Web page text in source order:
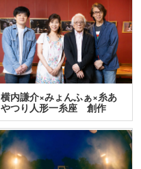
横内謙介×みょんふぁ×糸あ
やつり人形一糸座 創作
人…